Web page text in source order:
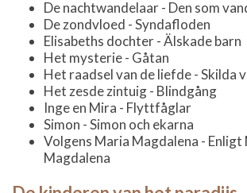
De nachtwandelaar - Den som
De zondvloed - Syndafloden
Elisabeths dochter - Älskade barn
Het mysterie - Gåtan
Het raadsel van de liefde - Skilda
Het zesde zintuig - Blindgång
Inge en Mira - Flyttfåglar
Simon - Simon och ekarna
Volgens Maria Magdalena - Enligt
Magdalena